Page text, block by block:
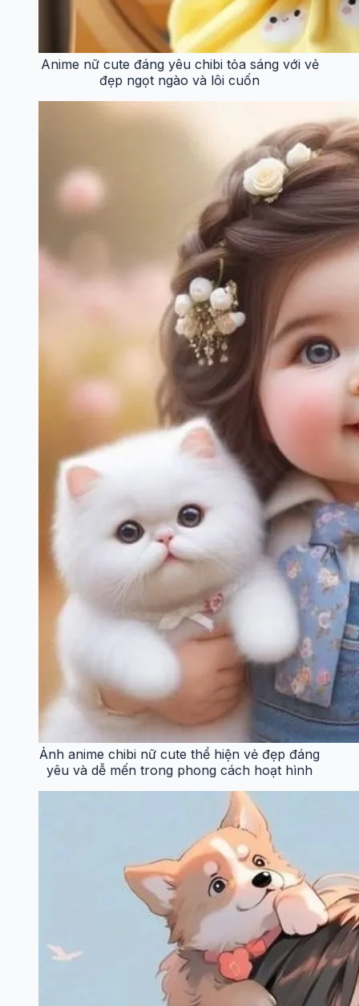
Anime nữ cute đáng yêu chibi tỏa sáng với vẻ
đẹp ngọt ngào và lôi cuốn
Ảnh anime chibi nữ cute thể hiện vẻ đẹp đáng
yêu và dễ mến trong phong cách hoạt hình